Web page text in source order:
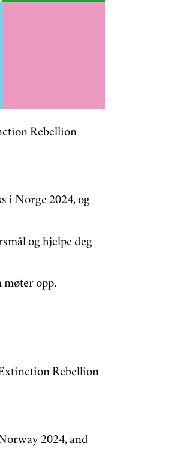
Rebellion
i Norge 2024, og
og hjelpe deg
møter opp.
Rebellion
2024, and